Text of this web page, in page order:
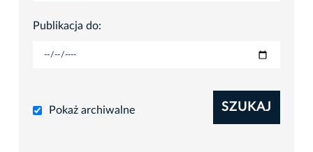
Publikacja do:
Pokaż archiwalne SZUKAJ